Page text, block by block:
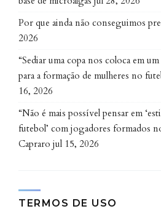
Por que ainda não conseguimos
2026
“Sediar uma copa nos coloca em
para a formação de mulheres no
16, 2026
“Não é mais possível pensar em
futebol’ com jogadores formados
Capraro jul 15, 2026
TERMOS DE USO